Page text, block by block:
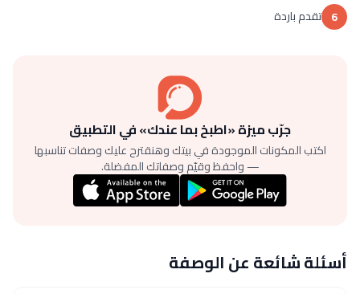
6 تقدم باردة
جرّب ميزة «اطبخ بما عندك» في التطبيق
اكتب المكونات الموجودة في بيتك وهنقترح عليك وصفات تناسبها
— واحفظ وقيّم وصفاتك المفضلة.
أسئلة شائعة عن الوصفة